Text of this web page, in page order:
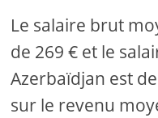
Le salaire brut
de 269 € et le
Azerbaïdjan est
sur le revenu